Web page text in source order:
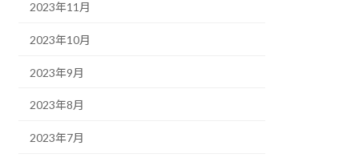
2023年11月
2023年10月
2023年9月
2023年8月
2023年7月